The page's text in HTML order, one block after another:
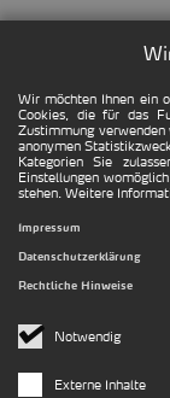
Wir möchten Ihnen ein
Cookies, die für das
Zustimmung
anonymen
Kategorien Sie
Einstellungen
stehen. Weitere
Notwendig
Externe Inhalte
Impressum
Datenschutzerklärung
Rechtliche Hinweise